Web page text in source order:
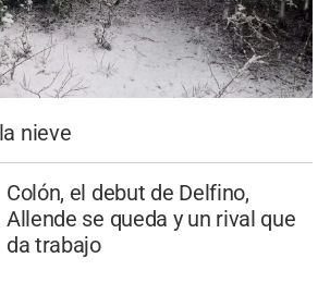
nieve
Colón, el debut de Delfino,
Allende se queda y un rival que
da trabajo